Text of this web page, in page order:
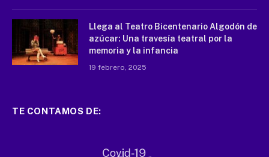
Llega al Teatro Bicentenario Algodón de
azúcar: Una travesía teatral por la
memoria y la infancia
19 febrero, 2025
TE CONTAMOS DE: